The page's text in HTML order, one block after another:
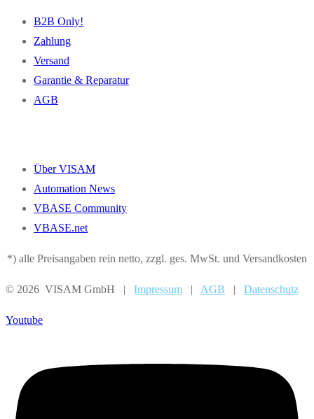
B2B Only!
Zahlung
Versand
Garantie & Reparatur
AGB
Über VISAM
Automation News
VBASE Community
VBASE.net
*) alle Preisangaben rein netto, zzgl. ges. MwSt. und Versandkosten
© 2026 VISAM GmbH | Impressum | AGB | Datenschutz
Youtube